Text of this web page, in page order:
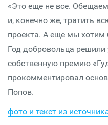
«Это еще не все.
и, конечно же, тратить
проекта. А еще мы хотим
Год добровольца
собственную премию
прокомментировал
Попов.
фото и текст из